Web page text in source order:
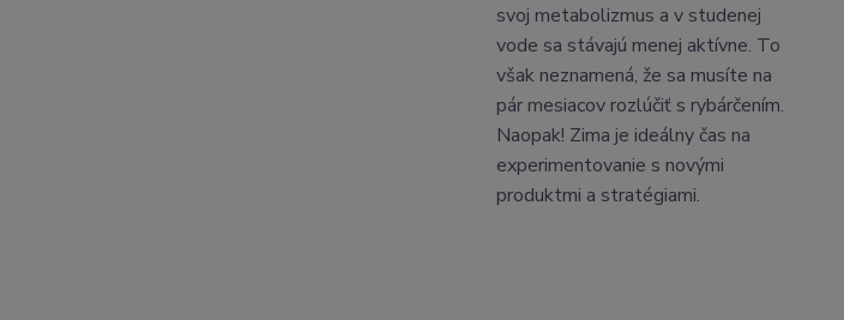
svoj metabolizmus a v studenej
vode sa stávajú menej aktívne. To
však neznamená, že sa musíte na
pár mesiacov rozlúčiť s rybárčením.
Naopak! Zima je ideálny čas na
experimentovanie s novými
produktmi a stratégiami.